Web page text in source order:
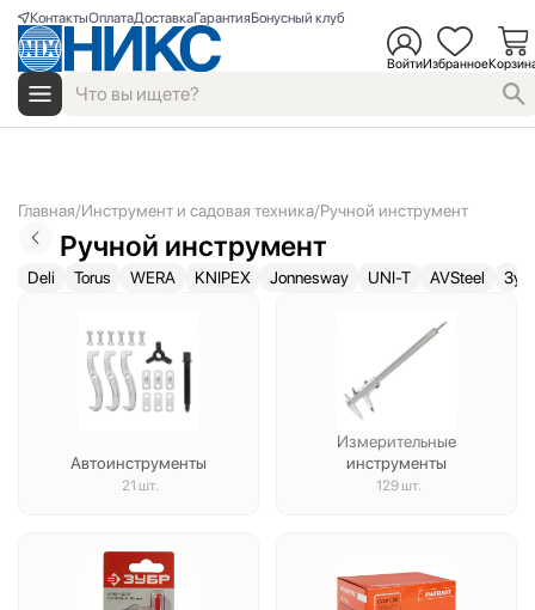
КонтактыОплатаДоставкаГарантияБонусный клуб
ВойтиИзбранное
Главная Инструмент и садовая техника Ручной инструмент
Ручной инструмент
Deli Torus WERA KNIPEX Jonnesway UNI-T AVSteel
Автоинструменты
21 шт.
Измерительные
инструменты
129 шт.